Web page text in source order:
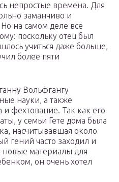
непростые времена. Для
заманчиво и
на самом деле все
поскольку отец был
учиться даже больше,
более пяти
Вольфгангу
науки, а также
и фехтование. Так как его
у семьи Гете дома была
насчитывавшая около
гений часто заходил и
новые материалы для
он очень хотел